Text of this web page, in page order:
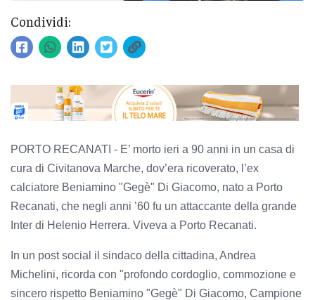
Condividi:
PORTO RECANATI - E’ morto ieri a 90 anni in un casa di
cura di Civitanova Marche, dov’era ricoverato, l’ex
calciatore Beniamino "Gegè" Di Giacomo, nato a Porto
Recanati, che negli anni ’60 fu un attaccante della grande
Inter di Helenio Herrera. Viveva a Porto Recanati.
In un post social il sindaco della cittadina, Andrea
Michelini, ricorda con "profondo cordoglio, commozione e
sincero rispetto Beniamino "Gegè" Di Giacomo, Campione